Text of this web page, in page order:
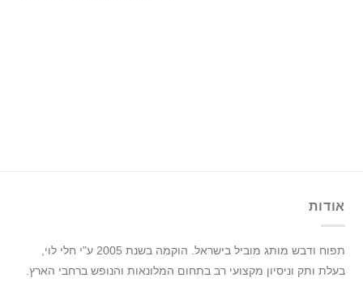
אודות
תפוח ודבש מותג מוביל בישראל.
הוקמה בשנת 2005 ע"י חלי לוי,
בעלת ותק וניסיון מקצועי רב בתחום המלונאות והנופש ברחבי הארץ.